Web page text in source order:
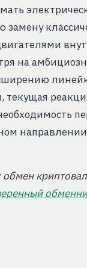
замену
на
текущая
обмен